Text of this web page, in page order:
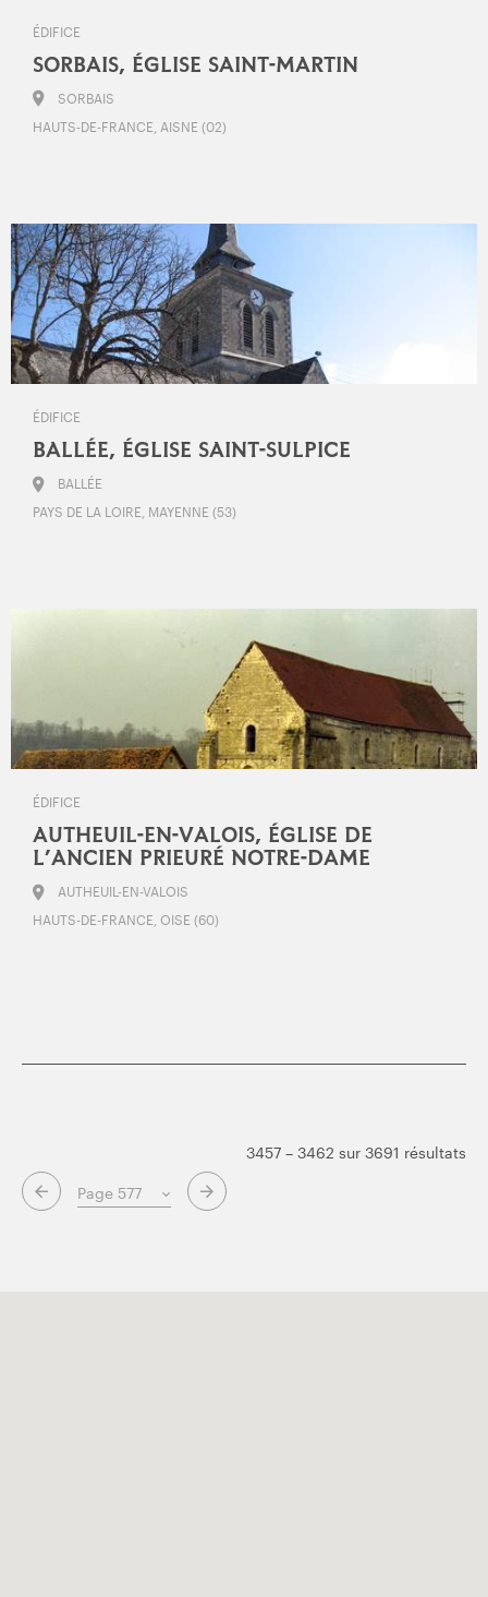
ÉDIFICE
SORBAIS, ÉGLISE SAINT-MARTIN
SORBAIS
HAUTS-DE-FRANCE, AISNE (02)
ÉDIFICE
BALLÉE, ÉGLISE SAINT-SULPICE
BALLÉE
PAYS DE LA LOIRE, MAYENNE (53)
ÉDIFICE
AUTHEUIL-EN-VALOIS, ÉGLISE DE
L’ANCIEN PRIEURÉ NOTRE-DAME
AUTHEUIL-EN-VALOIS
HAUTS-DE-FRANCE, OISE (60)
Page suivante
3457 – 3462 sur 3691 résultats